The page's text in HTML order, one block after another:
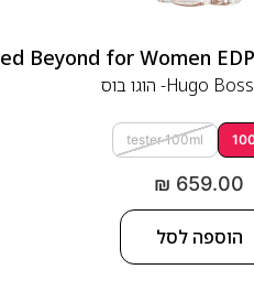
Hugo Boss- הוגו בוס
tester 100ml
₪ 659.00
הוספה לסל